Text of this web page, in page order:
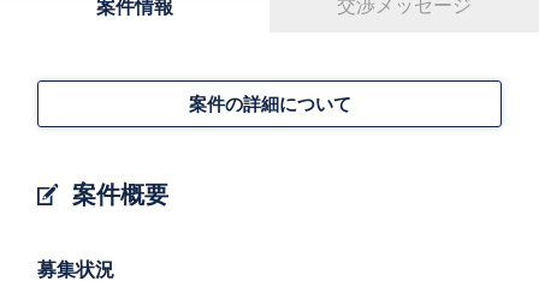
案件情報 交渉メッセージ
案件概要
案件の詳細について
募集状況